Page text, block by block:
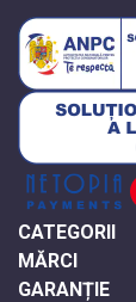
CATEGORII
MĂRCI
GARANȚIE